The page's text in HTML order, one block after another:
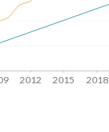
2012 2015 2018